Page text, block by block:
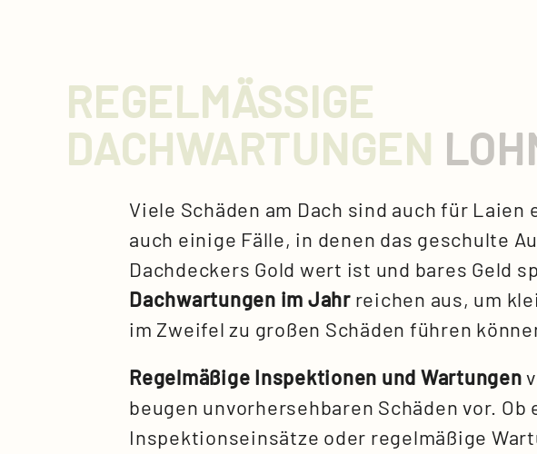
REGELMÄSSIGE D
ACHWARTUNGEN
Viele Schäden am Dach sind auch für
auch einige Fälle, in denen das geschulte
Dachdeckers Gold wert ist und bares Geld
Dachwartungen im Jahr reichen aus, um
im Zweifel zu großen Schäden führen
Regelmäßige Inspektionen und Wartungen
beugen unvorhersehbaren Schäden vor. Ob
Inspektionseinsätze oder regelmäßige